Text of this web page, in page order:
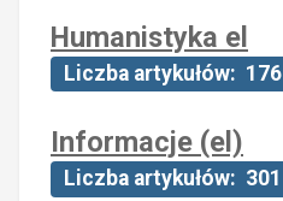
Humanistyka el
Liczba artykułów: 176
Informacje (el)
Liczba artykułów: 301